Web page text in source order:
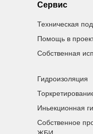
Сервис
Техническая
Помощь в
Собственная
Гидроизоляция
Иньекционная
Собственное